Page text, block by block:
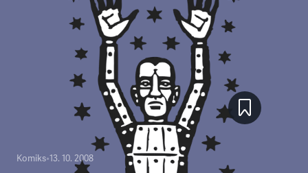
Komiks•13. 10. 2008